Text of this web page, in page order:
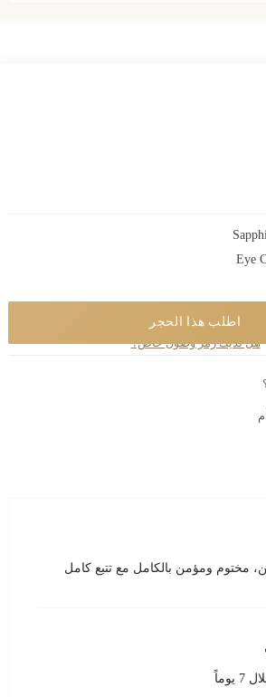
Eye
اطلب هذا الحجر
لديك رمز وصول خاص؟
مختوم ومؤمن بالكامل مع تتبع كامل